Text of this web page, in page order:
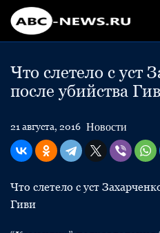
Что слетело с уст
после убийства
21 августа, 2016 Новости
Что слетело с уст
Гиви